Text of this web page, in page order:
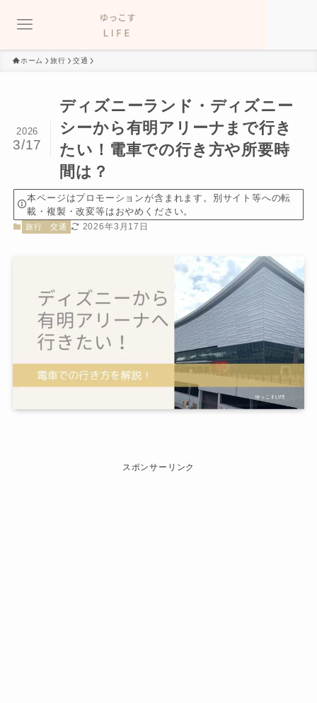
ホーム 旅行 交通
ディズニーランド・ディズニー
シーから有明アリーナまで行き
たい！電車での行き方や所要時
間は？
2026
3/17
本ページはプロモーションが含まれます。別サイト等への転
載・複製・改変等はおやめください。
旅行 交通 2026年3月17日
スポンサーリンク